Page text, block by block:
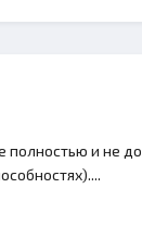
полностью и не до